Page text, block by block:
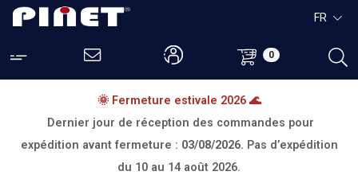
0
FR
🌞 Fermeture estivale 2026 🌊
Dernier jour de réception des commandes pour
expédition avant fermeture : 03/08/2026. Pas d’expédition
du 10 au 14 août 2026.